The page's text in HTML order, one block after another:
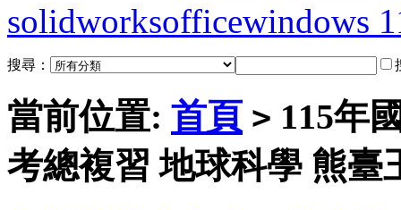
solidworksofficewindows
搜尋：
當前位置: 首頁 > 115年
考總複習 地球科學 熊臺